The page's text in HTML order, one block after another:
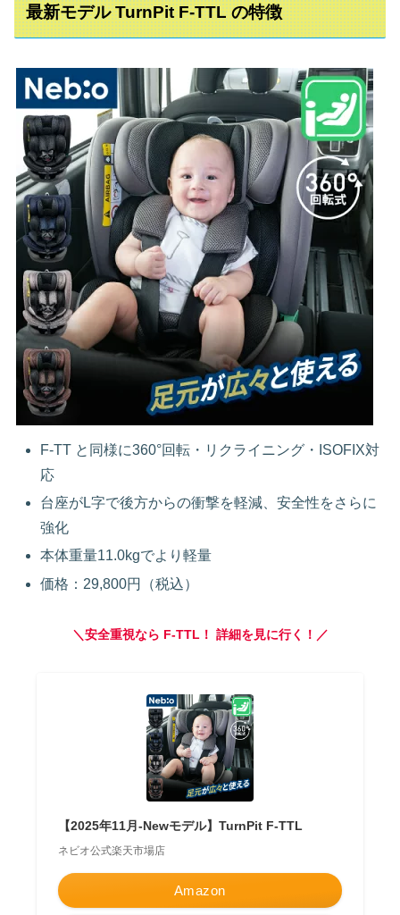
最新モデル TurnPit F‑TTL の特徴
F‑TT と同様に360°回転・リクライニング・ISOFIX対
応
台座がL字で後方からの衝撃を軽減、安全性をさらに
強化
本体重量11.0kgでより軽量
価格：29,800円（税込）
＼安全重視なら F‑TTL！ 詳細を見に行く！／
【2025年11月-Newモデル】TurnPit F-TTL
ネビオ公式楽天市場店
Amazon